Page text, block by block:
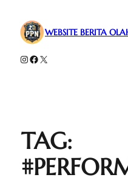
WEBSITE BERITA
Instagram
Facebook
X
TAG: